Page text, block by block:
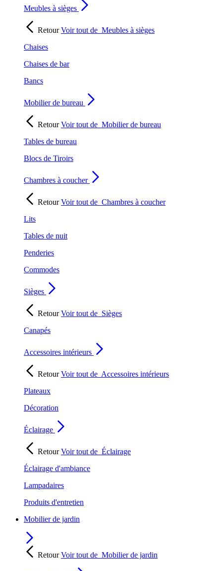
Meubles à sièges
RetourVoir tout de Meubles à sièges
Chaises
Chaises de bar
Bancs
Mobilier de bureau
RetourVoir tout de Mobilier de bureau
Tables de bureau
Blocs de Tiroirs
Chambres à coucher
RetourVoir tout de Chambres à coucher
Lits
Tables de nuit
Penderies
Commodes
Sièges
RetourVoir tout de Sièges
Canapés
Accessoires intérieurs
RetourVoir tout de Accessoires intérieurs
Plateaux
Décoration
Éclairage
RetourVoir tout de Éclairage
Éclairage d'ambiance
Lampadaires
Produits d'entretien
Mobilier de jardin
RetourVoir tout de Mobilier de jardin